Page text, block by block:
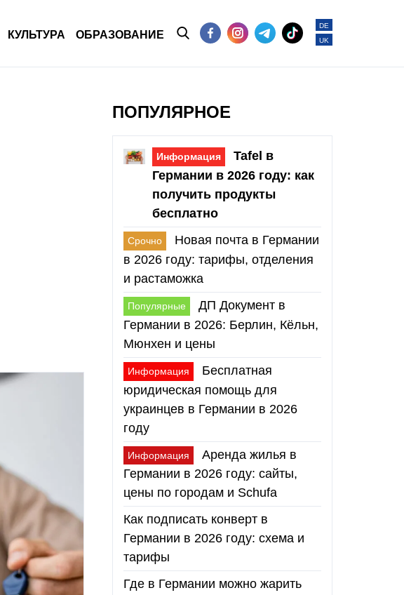
КУЛЬТУРА ОБРАЗОВАНИЕ
DE
UK
ПОПУЛЯРНОЕ
Информация
Tafel в
Германии в 2026 году: как
получить продукты
бесплатно
Срочно
Новая почта в Германии
в 2026 году: тарифы, отделения
и растаможка
Популярные
ДП Документ в
Германии в 2026: Берлин, Кёльн,
Мюнхен и цены
Информация
Бесплатная
юридическая помощь для
украинцев в Германии в 2026
году
Информация
Аренда жилья в
Германии в 2026 году: сайты,
цены по городам и Schufa
Как подписать конверт в
Германии в 2026 году: схема и
тарифы
Где в Германии можно жарить